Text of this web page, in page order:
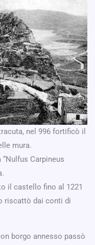
nel 996 fortificò il
mura.
Carpineus
il castello fino al 1221
riscattò dai conti di
borgo annesso passò